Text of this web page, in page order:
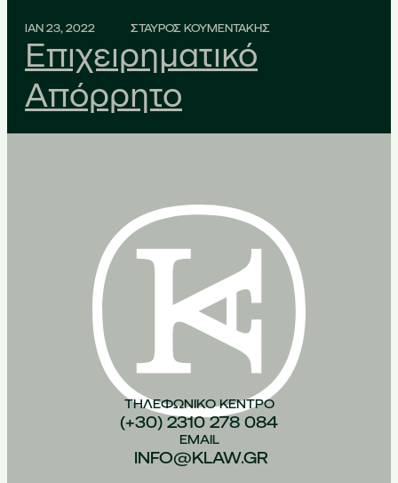
ΙΑΝ 23, 2022 ΣΤΑΥΡΟΣ ΚΟΥΜΕΝΤΑΚΗΣ
Επιχειρηματικό
Απόρρητο
ΤΗΛΕΦΩΝΙΚO ΚEΝΤΡΟ
(+30) 2310 278 084
EMAIL
INFO@KLAW.GR